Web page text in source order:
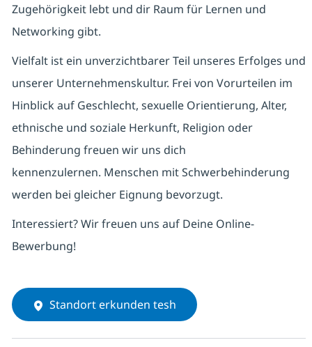
Zugehörigkeit lebt und dir Raum für Lernen und
Networking gibt.
Vielfalt ist ein unverzichtbarer Teil unseres Erfolges und
unserer Unternehmenskultur. Frei von Vorurteilen im
Hinblick auf Geschlecht, sexuelle Orientierung, Alter,
ethnische und soziale Herkunft, Religion oder
Behinderung freuen wir uns dich
kennenzulernen. Menschen mit Schwerbehinderung
werden bei gleicher Eignung bevorzugt.
Interessiert? Wir freuen uns auf Deine Online-
Bewerbung!
Standort erkunden tesh